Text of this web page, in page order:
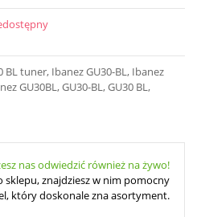
BL tuner, Ibanez GU30-BL, Ibanez
GU30BL, GU30-BL, GU30 BL,
nas odwiedzić również na żywo!
sklepu, znajdziesz w nim pomocny
który doskonale zna asortyment.